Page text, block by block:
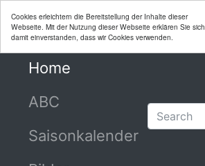
Cookies erleichtern die Bereitstellung der Inhalte dieser
Webseite. Mit der Nutzung dieser Webseite erklären Sie sich
damit einverstanden, dass wir Cookies verwenden.
Home
ABC
Saisonkalender